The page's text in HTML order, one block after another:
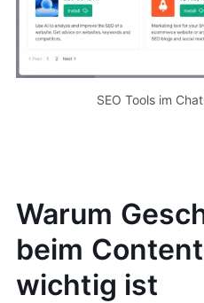
SEO Tools im
Warum
beim
wichtig ist